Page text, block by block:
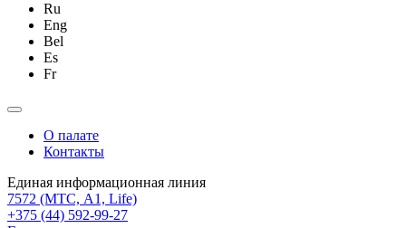
Ru
Eng
Bel
Es
Fr
О палате
Контакты
Единая информационная линия
7572 (МТС, A1, Life)
+375 (44) 592-99-27